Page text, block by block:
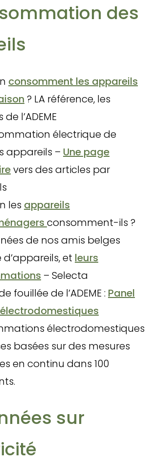
des
consomment les appareils
? LA référence, les
l’ADEME
électrique de
appareils – Une page
vers des articles par
les appareils
consomment-ils ?
de nos amis belges
d’appareils, et leurs
– Selecta
fouillée de l’ADEME : Panel
électrodomestiques
basées sur des mesures
en continu dans 100
sur